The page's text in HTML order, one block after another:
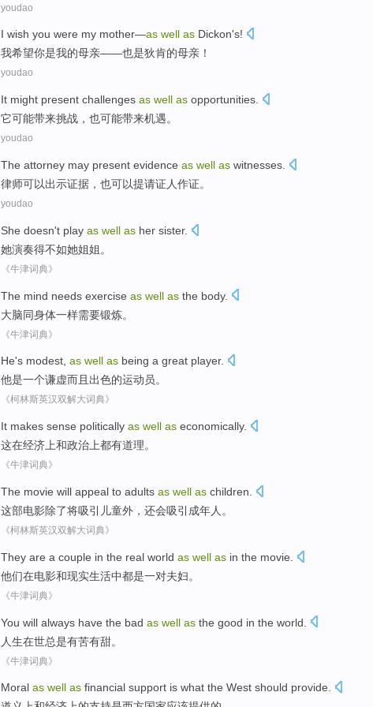
youdao
I wish you were my mother—as well as Dickon's!
我希望你是我的母亲——也是狄肯的母亲！
youdao
It might present challenges as well as opportunities
它可能带来挑战 ， 也可能带来机遇。
youdao
The attorney may present evidence as well as witnesses
律师可以出示证据 ， 也可以提请证人作证。
youdao
She doesn't play as well as her sister.
她演奏得不如她姐姐 。
《牛津词典》
The mind needs exercise as well as the body.
大脑同身体一样需要锻炼。
《牛津词典》
He's modest, as well as being a great player.
他是一个谦虚而且 出色的运动员。
《柯林斯英汉双解大词典》
It makes sense politically as well as economically.
这在经济上和政治上都有道理。
《牛津词典》
The movie will appeal to adults as well as children
这部电影除了将吸引儿童外，还会吸引 成年人 。
《柯林斯英汉双解大词典》
They are a couple in the real world as well as in the movie.
他们在电影和现实生活中都是一对夫妇。
《牛津词典》
You will always have the bad as well as the good in the world.
人生在世总是有苦有甜。
《牛津词典》
Moral as well as financial support is what the West should provide.